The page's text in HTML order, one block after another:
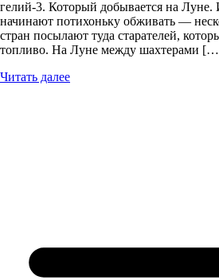
гелий-3. Который добывается на Луне.
начинают потихоньку обживать —
стран посылают туда старателей,
топливо. На Луне между шахтерами
Читать далее